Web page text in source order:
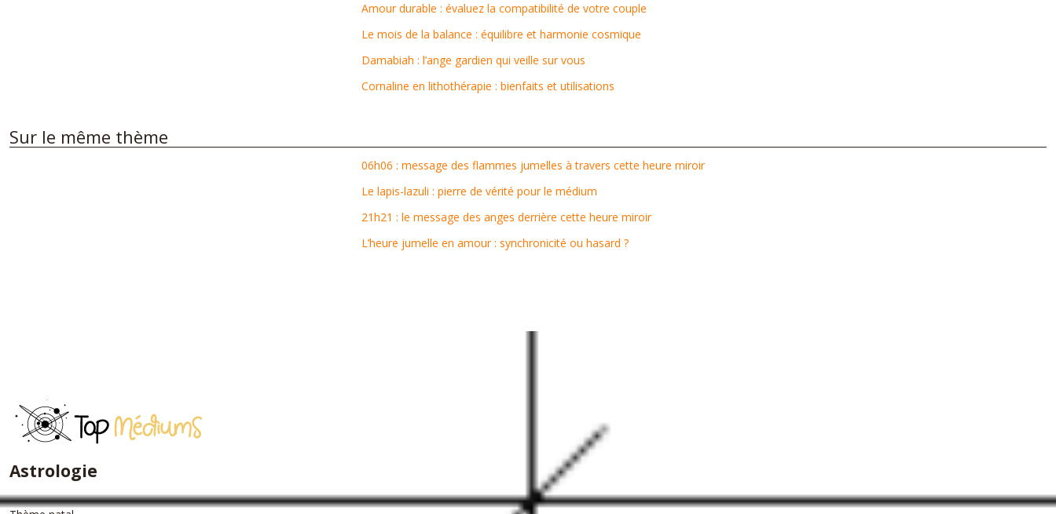
Amour durable : évaluez la compatibilité de votre couple
Le mois de la balance : équilibre et harmonie cosmique
Damabiah : l’ange gardien qui veille sur vous
Cornaline en lithothérapie : bienfaits et utilisations
Sur le même thème
06h06 : message des flammes jumelles à travers cette heure miroir
Le lapis-lazuli : pierre de vérité pour le médium
21h21 : le message des anges derrière cette heure miroir
L’heure jumelle en amour : synchronicité ou hasard ?
Astrologie